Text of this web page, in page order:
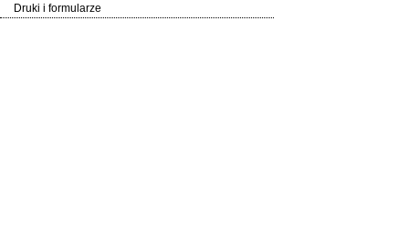
Druki i formularze